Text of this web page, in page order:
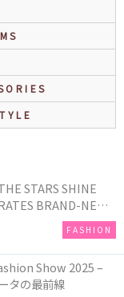
STARS SHINE
BRAND-NEW
FASHION
Show 2025 –
タの最前線